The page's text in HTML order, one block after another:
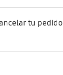
tu pedido